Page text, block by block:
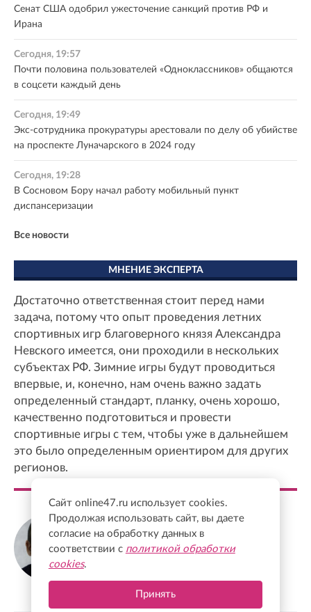
Сенат США одобрил ужесточение санкций против РФ и
Ирана
Сегодня, 19:57
Почти половина пользователей «Одноклассников» общаются
в соцсети каждый день
Сегодня, 19:49
Экс-сотрудника прокуратуры арестовали по делу об убийстве
на проспекте Луначарского в 2024 году
Сегодня, 19:28
В Сосновом Бору начал работу мобильный пункт
диспансеризации
Все новости
МНЕНИЕ ЭКСПЕРТА
Достаточно ответственная стоит перед нами
задача, потому что опыт проведения летних
спортивных игр благоверного князя Александра
Невского имеется, они проходили в нескольких
субъектах РФ. Зимние игры будут проводиться
впервые, и, конечно, нам очень важно задать
определенный стандарт, планку, очень хорошо,
качественно подготовиться и провести
спортивные игры с тем, чтобы уже в дальнейшем
это было определенным ориентиром для других
регионов.
Александр Дрозденко
Губернатор Ленинградской области
Сайт online47.ru использует cookies.
Продолжая использовать сайт, вы даете
согласие на обработку данных в
соответствии с политикой обработки
cookies.
Принять